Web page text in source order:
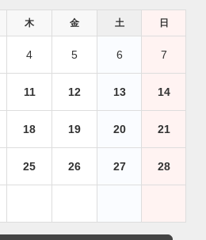
木 金 土 日
4 5 6 7
11 12 13 14
18 19 20 21
25 26 27 28